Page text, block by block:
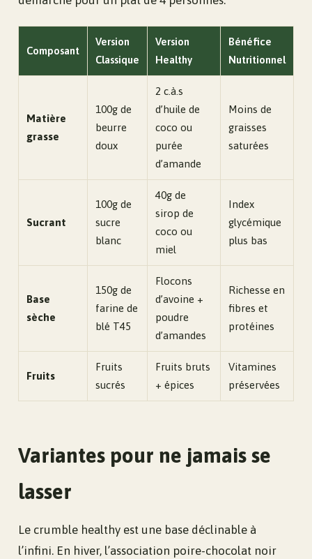
Composant
Version
Classique
Version
Healthy
Bénéfice
Nutritionnel
Matière
grasse
100g de
beurre
doux
2 c.à.s
d’huile de
coco ou
purée
d’amande
Moins de
graisses
saturées
Sucrant
100g de
sucre
blanc
40g de
sirop de
coco ou
miel
Index
glycémique
plus bas
Base
sèche
150g de
farine de
blé T45
Flocons
d’avoine +
poudre
d’amandes
Richesse en
fibres et
protéines
Fruits
Fruits
sucrés
Fruits bruts
+ épices
Vitamines
préservées
Variantes pour ne jamais se
lasser
Le crumble healthy est une base déclinable à
l’infini. En hiver, l’association poire-chocolat noir